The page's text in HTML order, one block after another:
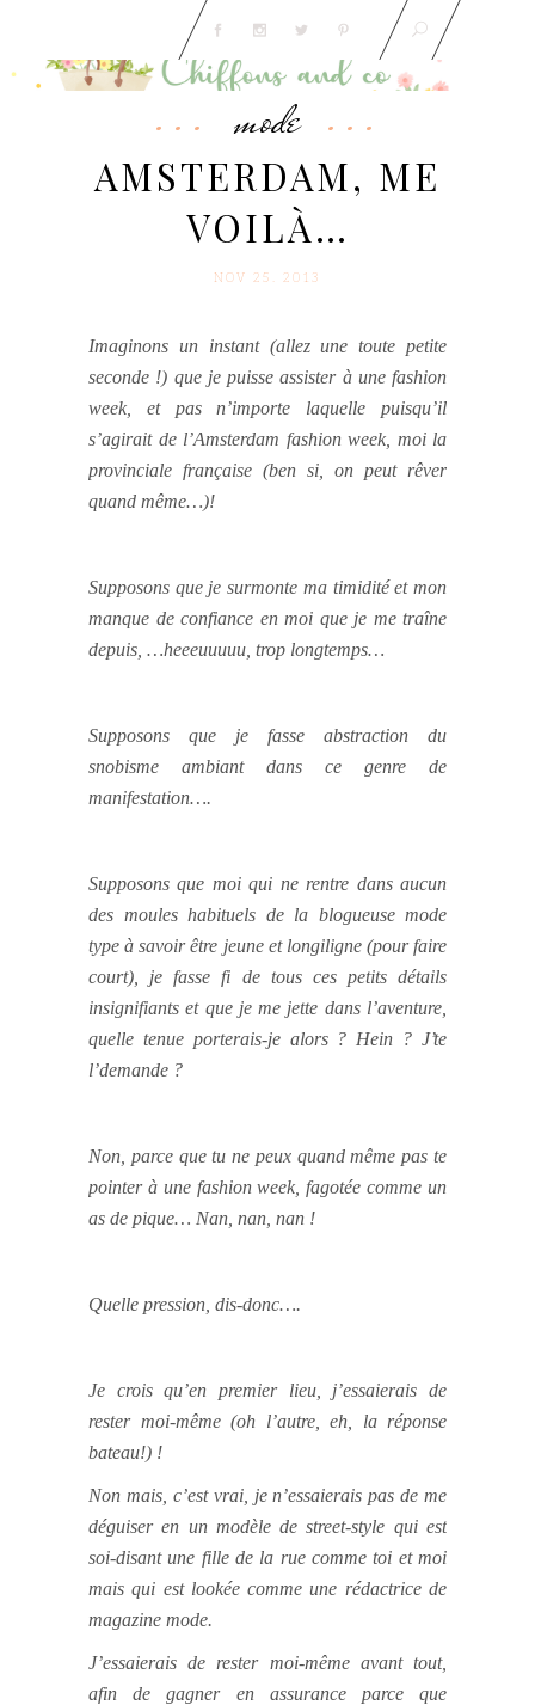
mode
AMSTERDAM, ME
VOILÀ…
NOV 25. 2013
Imaginons un instant (allez une toute petite
seconde !) que je puisse assister à une fashion
week, et pas n’importe laquelle puisqu’il
s’agirait de l’Amsterdam fashion week, moi la
provinciale française (ben si, on peut rêver
quand même…)!
Supposons que je surmonte ma timidité et mon
manque de confiance en moi que je me traîne
depuis, …heeeuuuuu, trop longtemps…
Supposons que je fasse abstraction du
snobisme ambiant dans ce genre de
manifestation….
Supposons que moi qui ne rentre dans aucun
des moules habituels de la blogueuse mode
type à savoir être jeune et longiligne (pour faire
court), je fasse fi de tous ces petits détails
insignifiants et que je me jette dans l’aventure,
quelle tenue porterais-je alors ? Hein ? J’te
l’demande ?
Non, parce que tu ne peux quand même pas te
pointer à une fashion week, fagotée comme un
as de pique… Nan, nan, nan !
Quelle pression, dis-donc….
Je crois qu’en premier lieu, j’essaierais de
rester moi-même (oh l’autre, eh, la réponse
bateau!) !
Non mais, c’est vrai, je n’essaierais pas de me
déguiser en un modèle de street-style qui est
soi-disant une fille de la rue comme toi et moi
mais qui est lookée comme une rédactrice de
magazine mode.
J’essaierais de rester moi-même avant tout,
afin de gagner en assurance parce que